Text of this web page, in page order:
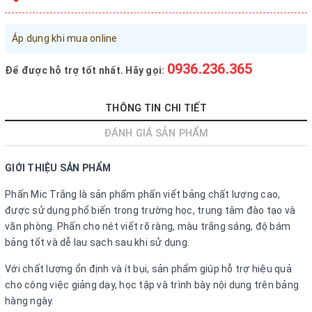
Đăng ký tài khoản
Sản phẩm yêu thích
LIÊN HỆ - HỖ TRỢ KHÁCH HÀNG
vanphongphamhaigiang@gmail.com
Hướng dẫn mua hàng
Hướng dẫn thanh toán
Trở về trang chủ Đóng
Áp dụng khi mua online
Để được hỗ trợ tốt nhất. Hãy gọi: 0936.236.365
THÔNG TIN CHI TIẾT
ĐÁNH GIÁ SẢN PHẨM
GIỚI THIỆU SẢN PHẨM
Phấn Mic Trắng là sản phẩm phấn viết bảng chất lượng cao,
được sử dụng phổ biến trong trường học, trung tâm đào tạo và
văn phòng. Phấn cho nét viết rõ ràng, màu trắng sáng, độ bám
bảng tốt và dễ lau sạch sau khi sử dụng.
Với chất lượng ổn định và ít bụi, sản phẩm giúp hỗ trợ hiệu quả
cho công việc giảng dạy, học tập và trình bày nội dung trên bảng
hàng ngày.